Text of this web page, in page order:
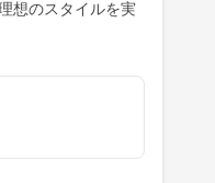
想のスタイルを実